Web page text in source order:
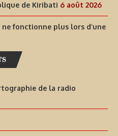
de Kiribati 6 août 2026
fonctionne plus lors d’une
de la radio